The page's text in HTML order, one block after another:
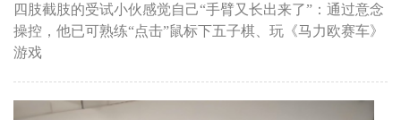
四肢截肢的受试小伙感觉自己“手臂又长出来了”：通过意念
操控，他已可熟练“点击”鼠标下五子棋、玩《马力欧赛车》
游戏